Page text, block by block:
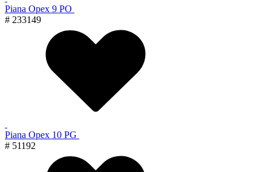
Piana Орех 9 PO
# 233149
Piana Орех 10 PG
# 51192